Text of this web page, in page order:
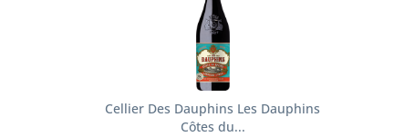
Cellier Des Dauphins Les Dauphins
Côtes du...